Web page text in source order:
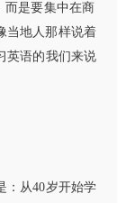
而是要集中在商
当地人那样说着
英语的我们来说
：从40岁开始学